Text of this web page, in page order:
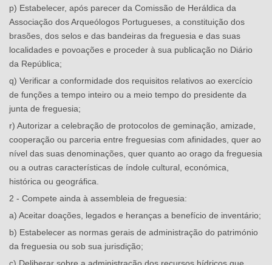
p) Estabelecer, após parecer da Comissão de Heráldica da
Associação dos Arqueólogos Portugueses, a constituição dos
brasões, dos selos e das bandeiras da freguesia e das suas
localidades e povoações e proceder à sua publicação no Diário
da República;
q) Verificar a conformidade dos requisitos relativos ao exercício
de funções a tempo inteiro ou a meio tempo do presidente da
junta de freguesia;
r) Autorizar a celebração de protocolos de geminação, amizade,
cooperação ou parceria entre freguesias com afinidades, quer ao
nível das suas denominações, quer quanto ao orago da freguesia
ou a outras características de índole cultural, económica,
histórica ou geográfica.
2 - Compete ainda à assembleia de freguesia:
a) Aceitar doações, legados e heranças a benefício de inventário;
b) Estabelecer as normas gerais de administração do património
da freguesia ou sob sua jurisdição;